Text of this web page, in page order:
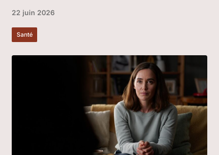
22 juin 2026
Santé